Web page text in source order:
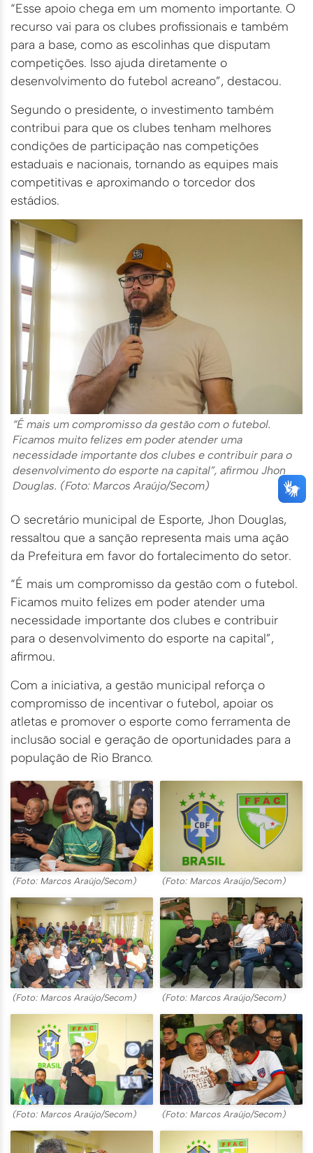
“Esse apoio chega em um momento importante. O
recurso vai para os clubes profissionais e também
para a base, como as escolinhas que disputam
competições. Isso ajuda diretamente o
desenvolvimento do futebol acreano”, destacou.
Segundo o presidente, o investimento também
contribui para que os clubes tenham melhores
condições de participação nas competições
estaduais e nacionais, tornando as equipes mais
competitivas e aproximando o torcedor dos
estádios.
“É mais um compromisso da gestão com o futebol.
Ficamos muito felizes em poder atender uma
necessidade importante dos clubes e contribuir para o
desenvolvimento do esporte na capital”, afirmou Jhon
Douglas. (Foto: Marcos Araújo/Secom)
O secretário municipal de Esporte, Jhon Douglas,
ressaltou que a sanção representa mais uma ação
da Prefeitura em favor do fortalecimento do setor.
“É mais um compromisso da gestão com o futebol.
Ficamos muito felizes em poder atender uma
necessidade importante dos clubes e contribuir
para o desenvolvimento do esporte na capital”,
afirmou.
Com a iniciativa, a gestão municipal reforça o
compromisso de incentivar o futebol, apoiar os
atletas e promover o esporte como ferramenta de
inclusão social e geração de oportunidades para a
população de Rio Branco.
(Foto: Marcos Araújo/Secom) (Foto: Marcos Araújo/Secom)
(Foto: Marcos Araújo/Secom) (Foto: Marcos Araújo/Secom)
(Foto: Marcos Araújo/Secom) (Foto: Marcos Araújo/Secom)